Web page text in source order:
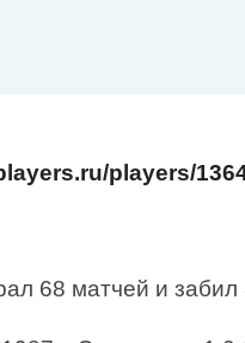
players/
68 матчей и забил